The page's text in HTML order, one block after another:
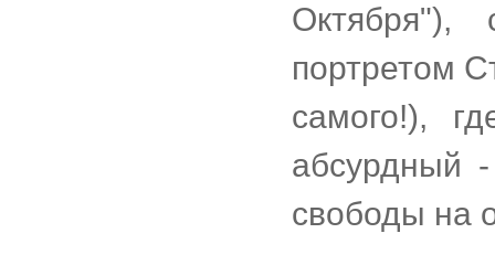
портретом
самого!),
абсурдный
свободы на